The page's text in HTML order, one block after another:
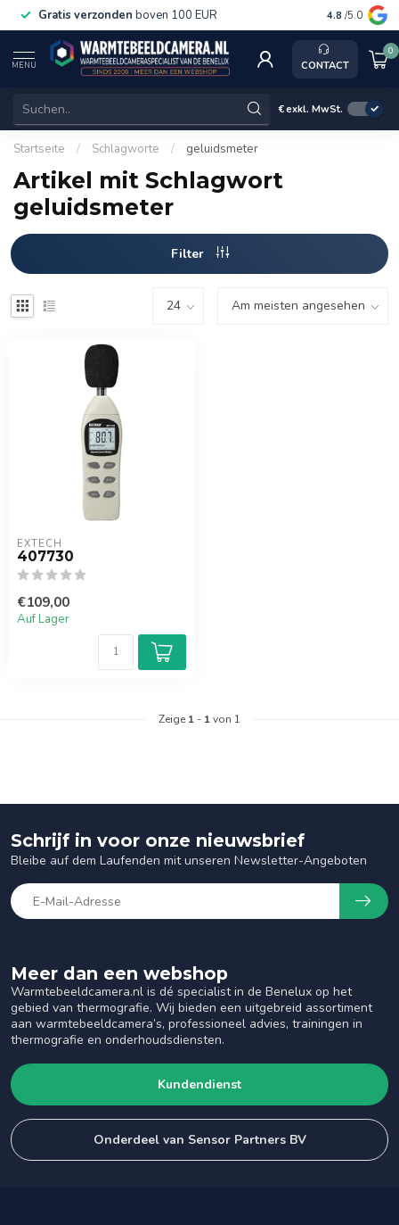
Gratis verzonden boven 100 EUR Service,
4.8 /5.0
MENU CONTACT
0
€exkl. MwSt.
Startseite / Schlagworte / geluidsmeter
Artikel mit Schlagwort
geluidsmeter
Filter
EXTECH
407730
€109,00
Auf Lager
Zeige 1 - 1von 1
Meer dan een webshop
Warmtebeeldcamera.nl is dé specialist in de Benelux op het
gebied van thermografie. Wij bieden een uitgebreid assortiment
aan warmtebeeldcamera’s, professioneel advies, trainingen in
thermografie en onderhoudsdiensten.
Kundendienst
Onderdeel van Sensor Partners BV
Schrijf in voor onze nieuwsbrief
Bleibe auf dem Laufenden mit unseren Newsletter-Angeboten